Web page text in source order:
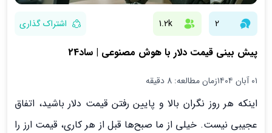
2
1.2k اشتراک گذاری
پیش بینی قیمت دلار با هوش مصنوعی | ساد24
۰۱ آبان ۱۴۰۴ زمان مطالعه: 8 دقیقه
اینکه هر روز نگران بالا و پایین رفتن قیمت دلار باشید، اتفاق
عجیبی نیست. خیلی از ما صبح‌ها قبل از هر کاری، قیمت ارز را